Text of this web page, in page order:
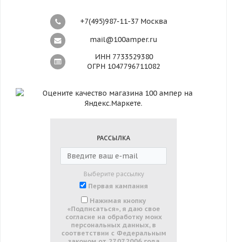
+7(495)987-11-37 Москва
mail@100amper.ru
ИНН 7733529380
ОГРН 1047796711082
РАССЫЛКА
Выберите рассылку
Первая кампания
Нажимая кнопку
«Подписаться», я даю свое
согласие на обработку моих
персональных данных, в
соответствии с Федеральным